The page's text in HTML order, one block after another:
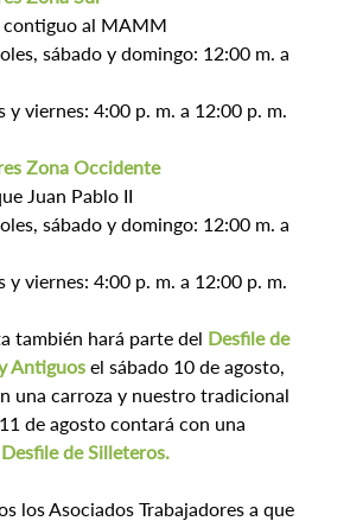
al MAMM
sábado y domingo: 12:00 m. a
Jueves y viernes: 4:00 p. m. a 12:00 p. m.
Zona Occidente
Juan Pablo II
sábado y domingo: 12:00 m. a
Jueves y viernes: 4:00 p. m. a 12:00 p. m.
también hará parte del Desfile de
Antiguos el sábado 10 de agosto,
una carroza y nuestro tradicional
de agosto contará con una
de Silleteros.
los Asociados Trabajadores a que